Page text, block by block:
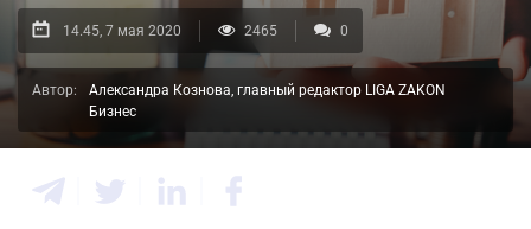
14.45, 7 мая 2020 2465 0
Автор:
Александра Кознова, главный редактор LIGA ZAKON
Бизнес